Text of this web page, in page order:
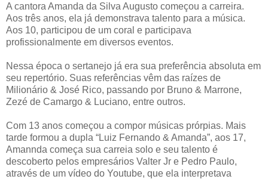
A cantora Amanda da Silva Augusto começou a carreira.
Aos três anos, ela já demonstrava talento para a música.
Aos 10, participou de um coral e participava
profissionalmente em diversos eventos.
Nessa época o sertanejo já era sua preferência absoluta em
seu repertório. Suas referências vêm das raízes de
Milionário & José Rico, passando por Bruno & Marrone,
Zezé de Camargo & Luciano, entre outros.
Com 13 anos começou a compor músicas prórpias. Mais
tarde formou a dupla “Luiz Fernando & Amanda”, aos 17,
Amannda começa sua carreia solo e seu talento é
descoberto pelos empresários Valter Jr e Pedro Paulo,
através de um vídeo do Youtube, que ela interpretava